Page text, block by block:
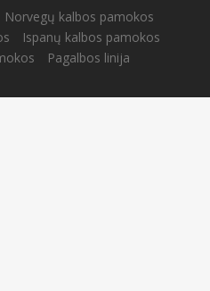
Norvegų kalbos pamokos
Ispanų kalbos pamokos
Pagalbos linija